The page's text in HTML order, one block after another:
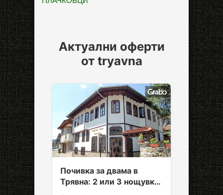
Актуални оферти
от tryavna
Почивка за двама в
Трявна: 2 или 3 нощувки
със закуски и вечери